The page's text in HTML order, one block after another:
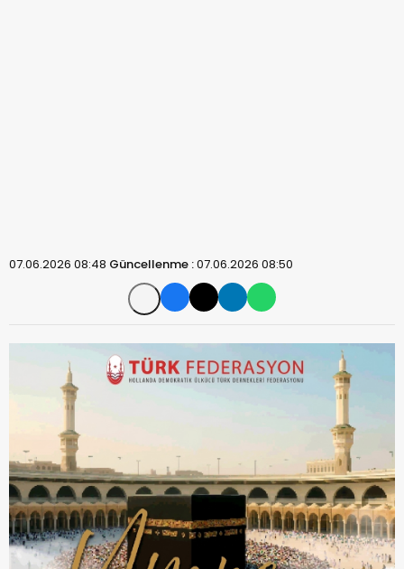
07.06.2026 08:48 Güncellenme :07.06.2026 08:50